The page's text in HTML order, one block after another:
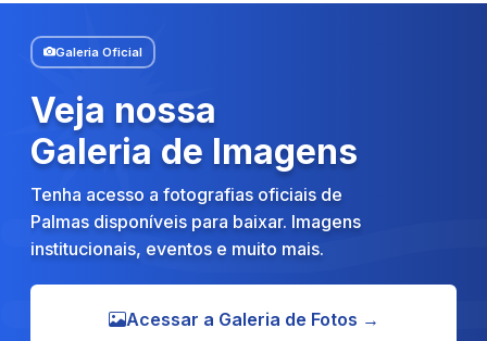
Galeria Oficial
Veja nossa
Galeria de Imagens
Tenha acesso a fotografias oficiais de
Palmas disponíveis para baixar. Imagens
institucionais, eventos e muito mais.
Acessar a Galeria de Fotos →